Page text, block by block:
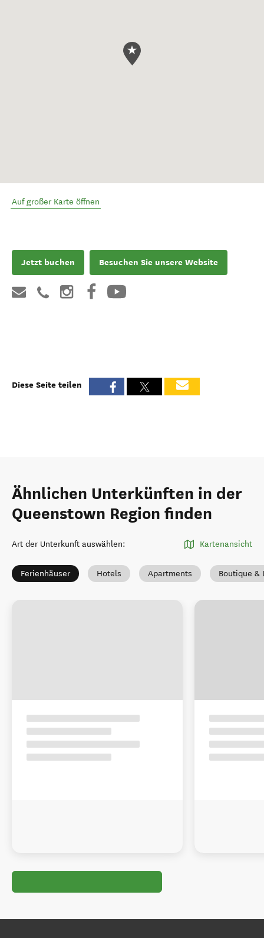
Auf großer Karte öffnen
Jetzt buchen Besuchen Sie unsere Website
Diese Seite teilen
Ähnlichen Unterkünften in der
Queenstown Region finden
Art der Unterkunft auswählen: Kartenansicht
Ferienhäuser Hotels Apartments Boutique &